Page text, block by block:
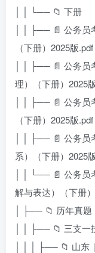
│ │ └── 📁 下册
│ │ ├── 📄 公务员
（下册）2025版
│ │ ├── 📄 公务员
理）（下册）2025
│ │ ├── 📄 公务员
（下册）2025版
│ │ ├── 📄 公务员
系）（下册）2025
│ │ └── 📄 公务员
解与表达）（下册
│ ├── 📁 历年真
│ │ ├── 📁 三支
│ │ │ ├── 📁 山东